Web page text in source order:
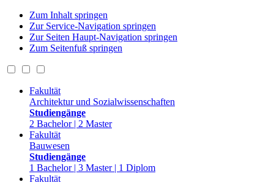
Zum Inhalt springen
Zur Service-Navigation springen
Zur Seiten Haupt-Navigation springen
Zum Seitenfuß springen
Fakultät
Architektur und Sozialwissenschaften
Studiengänge
2 Bachelor | 2 Master
Fakultät
Bauwesen
Studiengänge
1 Bachelor | 3 Master | 1 Diplom
Fakultät